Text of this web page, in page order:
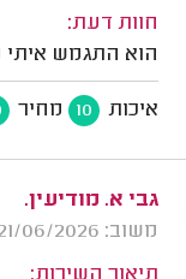
חוות דעת:
הוא התגמש איתי
איכות 10 מחיר
גבי א. מודיעין.
משוב: 21/06/2026